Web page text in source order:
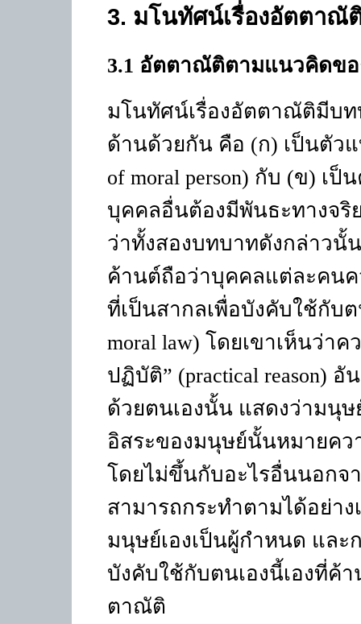
3. มโนทัศน์เรื่องอัตตาณั
3.1 อัตตาณัติตามแนวคิดข
มโนทัศน์เรื่องอัตตาณัติมีบ
ด้านด้วยกัน คือ (ก) เป็นตัว
of moral person) กับ (ข) เป็
บุคคลอื่นต้องมีพันธะทางจริ
ว่าทั้งสองบทบาทดังกล่าว
ค้านต์ถือว่าบุคคลแต่ละคนค
ที่เป็นสากลเพื่อบังคับใช้กับต
moral law) โดยเขาเห็นว่าค
ปฏิบัติ” (practical reason) อั
ด้วยตนเองนั้น แสดงว่ามนุ
อิสระของมนุษย์นั้นหมายคว
โดยไม่ขึ้นกับอะไรอื่นนอกจ
สามารถกระทำตามได้อย่า
มนุษย์เองเป็นผู้กำหนด แล
บังคับใช้กับตนเองนี้เองที่ค้
ตาณัติ